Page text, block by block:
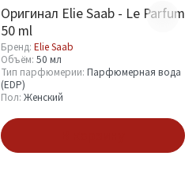
Оригинал Elie Saab - Le Parfum
50 ml
Бренд: Elie Saab
Объём: 50 мл
Тип парфюмерии: Парфюмерная вода
(EDP)
Пол: Женский